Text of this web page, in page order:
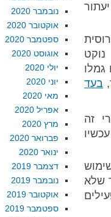
נוקט
גמלו
בעד
זה
שלא
נובמבר 2020
אוקטובר 2020
ספטמבר 2020
אוגוסט 2020
יולי 2020
יוני 2020
מאי 2020
אפריל 2020
מרץ 2020
פברואר 2020
ינואר 2020
דצמבר 2019
נובמבר 2019
אוקטובר 2019
ספטמבר 2019